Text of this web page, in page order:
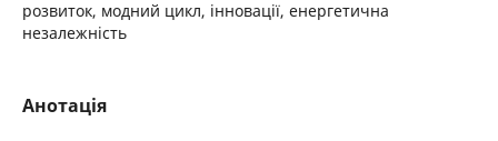
розвиток, модний цикл, інновації, енергетична
незалежність
Анотація